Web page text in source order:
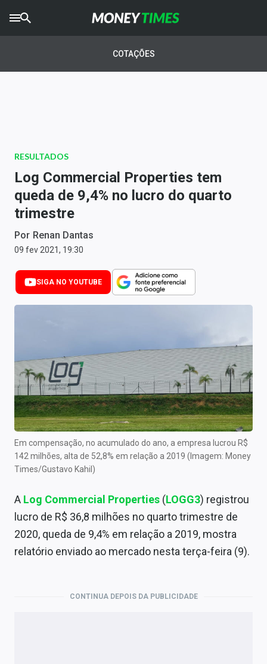
AGROTIMES
Newsletters
Money Trader
Anuncie
Últimas Notícias
Newsletters
Cotações
Carteiras Recomendadas
Central de Dividendos
Central de Fundos Imobiliários
Central dos IPOs
Renda Fixa
Mercados
Economia
COTAÇÕES
RESULTADOS
Log Commercial Properties tem
queda de 9,4% no lucro do quarto
trimestre
Por Renan Dantas
09 fev 2021, 19:30
SIGA NO YOUTUBE
Em compensação, no acumulado do ano, a empresa lucrou R$
142 milhões, alta de 52,8% em relação a 2019 (Imagem: Money
Times/Gustavo Kahil)
A Log Commercial Properties (LOGG3) registrou
lucro de R$ 36,8 milhões no quarto trimestre de
2020, queda de 9,4% em relação a 2019, mostra
relatório enviado ao mercado nesta terça-feira (9).
CONTINUA DEPOIS DA PUBLICIDADE